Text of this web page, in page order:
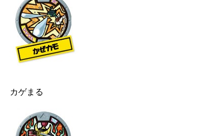
カゲまる